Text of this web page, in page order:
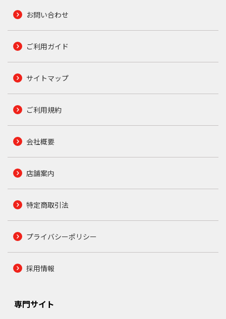
お問い合わせ
ご利用ガイド
サイトマップ
ご利用規約
会社概要
店舗案内
特定商取引法
プライバシーポリシー
採用情報
専門サイト